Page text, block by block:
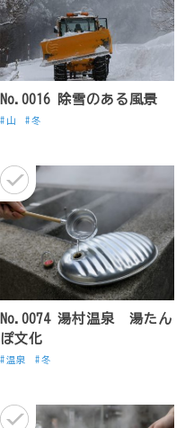
No.0016 除雪のある風景
山 冬
No.0074 湯村温泉 湯たん
ぽ文化
温泉 冬